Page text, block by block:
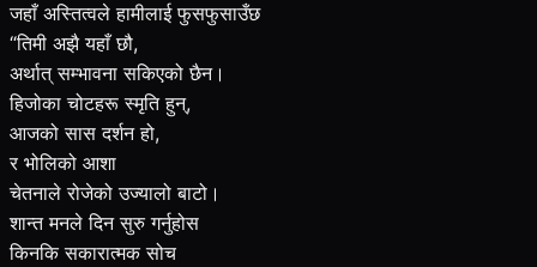
जहाँ अस्तित्वले हामीलाई फुसफुसाउँछ
“तिमी अझै यहाँ छौ,
अर्थात् सम्भावना सकिएको छैन।
हिजोका चोटहरू स्मृति हुन्,
आजको सास दर्शन हो,
र भोलिको आशा
चेतनाले रोजेको उज्यालो बाटो।
शान्त मनले दिन सुरु गर्नुहोस
किनकि सकारात्मक सोच